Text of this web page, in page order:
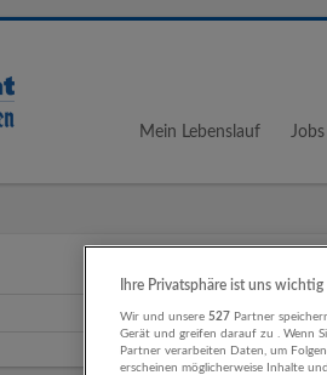
Mein Lebenslauf
Ihre Privatsphäre ist uns wichtig
Wir und unsere 527 Partner
Gerät und greifen darauf zu . Wenn
Partner verarbeiten Daten, um
erscheinen möglicherweise Inhalte